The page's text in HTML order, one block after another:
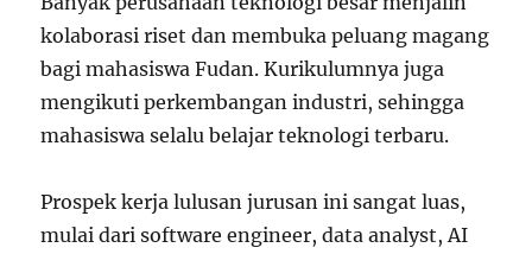
kolaborasi riset dan membuka peluang magang
bagi mahasiswa Fudan. Kurikulumnya juga
mengikuti perkembangan industri, sehingga
mahasiswa selalu belajar teknologi terbaru.
Prospek kerja lulusan jurusan ini sangat luas,
mulai dari software engineer, data analyst, AI